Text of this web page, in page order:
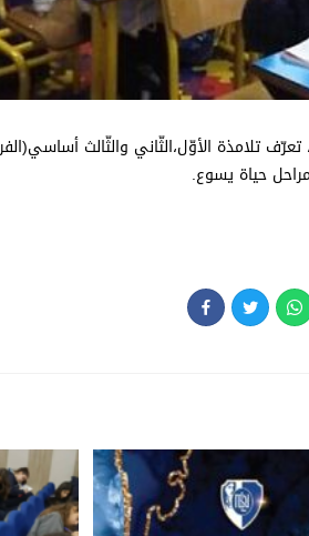
تلامذة الأوّل،الثّاني والثّالث
حياة يسوع.